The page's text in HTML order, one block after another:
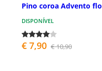
Pino coroa Advento
DISPONÍVEL
€ 7,90 € 10,90